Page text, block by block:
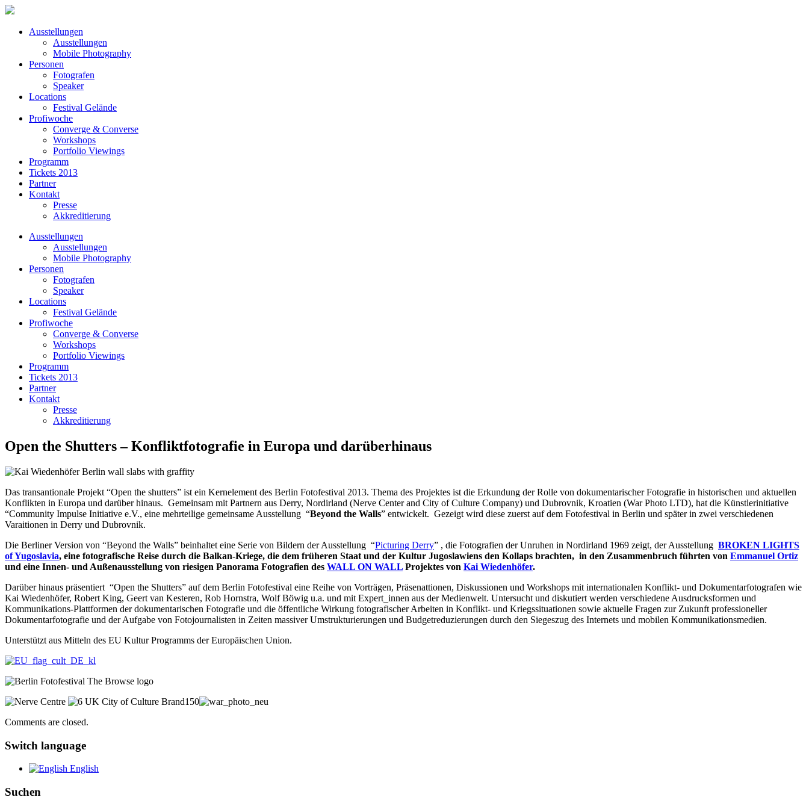
Ausstellungen
Ausstellungen
Mobile Photography
Personen
Fotografen
Speaker
Locations
Festival Gelände
Profiwoche
Converge & Converse
Workshops
Portfolio Viewings
Programm
Tickets 2013
Partner
Kontakt
Presse
Akkreditierung
Ausstellungen
Ausstellungen
Mobile Photography
Personen
Fotografen
Speaker
Locations
Festival Gelände
Profiwoche
Converge & Converse
Workshops
Portfolio Viewings
Programm
Tickets 2013
Partner
Kontakt
Presse
Akkreditierung
Open the Shutters – Konfliktfotografie in Europa und darüberhinaus
Das transantionale Projekt “Open the shutters” ist ein Kernelement des Berlin Fotofestival 2013. Thema des Projektes ist die Erkundung der Rolle von dokumentarischer Fotografie in historischen und aktuellen
Konflikten in Europa und darüber hinaus. Gemeinsam mit Partnern aus Derry, Nordirland (Nerve Center and City of Culture Company) und Dubrovnik, Kroatien (War Photo LTD), hat die Künstlerinitiative
“Community Impulse Initiative e.V., eine mehrteilige gemeinsame Ausstellung “Beyond the Walls” entwickelt. Gezeigt wird diese zuerst auf dem Fotofestival in Berlin und später in zwei verschiedenen
Varaitionen in Derry und Dubrovnik.
Die Berliner Version von “Beyond the Walls” beinhaltet eine Serie von Bildern der Ausstellung “Picturing Derry” , die Fotografien der Unruhen in Nordirland 1969 zeigt, der Ausstellung BROKEN LIGHTS
of Yugoslavia, eine fotografische Reise durch die Balkan-Kriege, die dem früheren Staat und der Kultur Jugoslawiens den Kollaps brachten, in den Zusammenbruch führten von Emmanuel Ortiz
und eine Innen- und Außenausstellung von riesigen Panorama Fotografien des WALL ON WALL Projektes von Kai Wiedenhöfer.
Darüber hinaus präsentiert “Open the Shutters” auf dem Berlin Fotofestival eine Reihe von Vorträgen, Präsenattionen, Diskussionen und Workshops mit internationalen Konflikt- und Dokumentarfotografen wie
Kai Wiedenhöfer, Robert King, Geert van Kesteren, Rob Hornstra, Wolf Böwig u.a. und mit Expert_innen aus der Medienwelt. Untersucht und diskutiert werden verschiedene Ausdrucksformen und
Kommunikations-Plattformen der dokumentarischen Fotografie und die öffentliche Wirkung fotografischer Arbeiten in Konflikt- und Kriegssituationen sowie aktuelle Fragen zur Zukunft professioneller
Dokumentarfotografie und der Aufgabe von Fotojournalisten in Zeiten massiver Umstrukturierungen und Budgetreduzierungen durch den Siegeszug des Internets und mobilen Kommunikationsmedien.
Unterstützt aus Mitteln des EU Kultur Programms der Europäischen Union.
Comments are closed.
Switch language
English
Suchen